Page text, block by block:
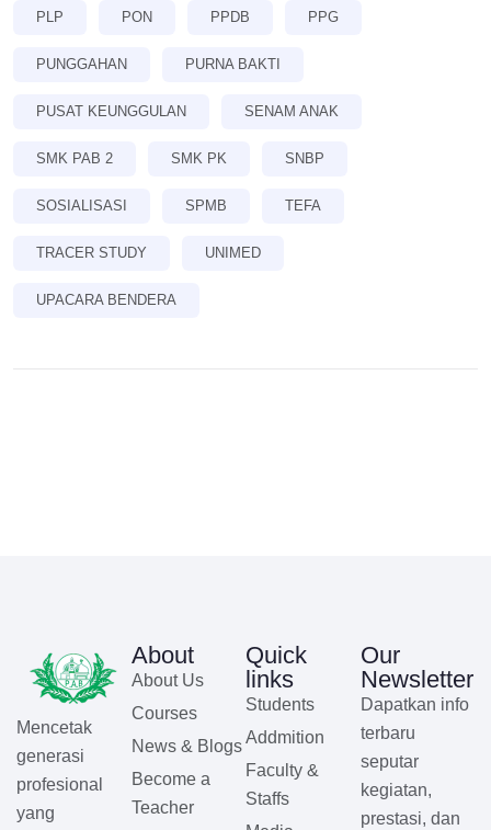
PLP PON PPDB PPG
PUNGGAHAN PURNA BAKTI
PUSAT KEUNGGULAN SENAM ANAK
SMK PAB 2 SMK PK SNBP
SOSIALISASI SPMB TEFA
TRACER STUDY UNIMED
UPACARA BENDERA
Mencetak
generasi
profesional
yang
About
About Us
Courses
News & Blogs
Become a
Teacher
Quick
links
Students
Addmition
Faculty &
Staffs
Our
Newsletter
Dapatkan info
terbaru
seputar
kegiatan,
prestasi, dan